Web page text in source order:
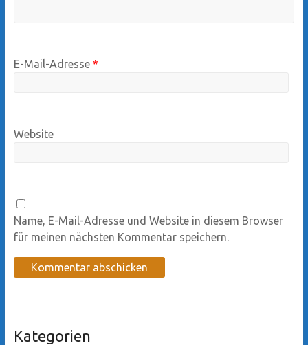
E-Mail-Adresse *
Website
Name, E-Mail-Adresse und Website in diesem Browser
für meinen nächsten Kommentar speichern.
Kategorien